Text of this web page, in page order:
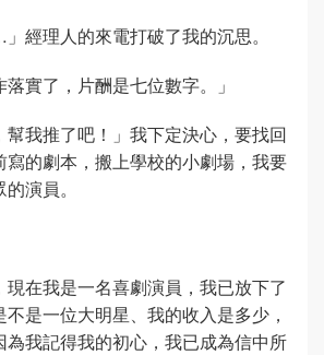
經理人的來電打破了我的沉思。
落實了，片酬是七位數字。」
幫我推了吧！」我下定決心，要找回
寫的劇本，搬上學校的小劇場，我要
演員。
現在我是一名喜劇演員，我已放下了
是一位大明星、我的收入是多少，
為我記得我的初心，我已成為信中所